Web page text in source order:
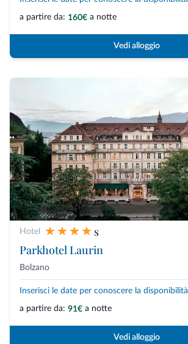
a partire da: 160€ a notte
Vedi alloggio
Hotel
s
Parkhotel Laurin
Bolzano
Inserisci le date per conoscere la disponibilità
a partire da: 91€ a notte
Vedi alloggio